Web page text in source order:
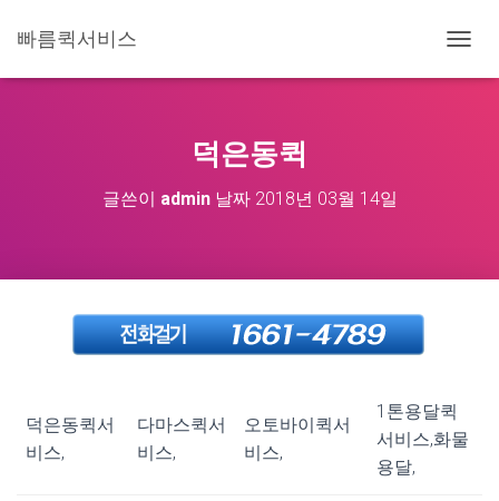
빠름퀵서비스
비
덕은동퀵
글쓴이 admin날짜 2018년 03월 14일
덕은동퀵서
비스,
다마스퀵서
비스,
오토바이퀵서
비스,
1톤용달퀵
서비스,화물
용달,